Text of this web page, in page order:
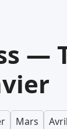
—
Mars Avril